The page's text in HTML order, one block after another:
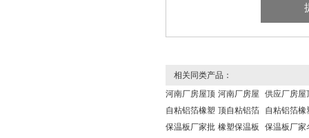
相关同类产品：
河南厂房屋顶
自粘铝箔橡塑
保温板厂家批
河南厂房屋
顶自粘铝箔
橡塑保温板
供应厂房屋
自粘铝箔橡
保温板厂家